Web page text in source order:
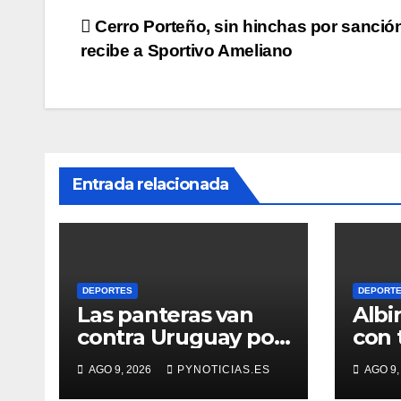
Navegación
entradas
Cerro Porteño, sin hinchas por
recibe a Sportivo Ameliano
Entrada relacionada
DEPORTES
Las panteras van
contra Uruguay por
el quinto lugar del
Sudamericano de
AGO 9, 2026 PYNOTICIAS.ES
con
AGO